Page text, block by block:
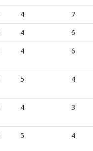
4
7
4
6
4 6
5 4
4 3
5 4